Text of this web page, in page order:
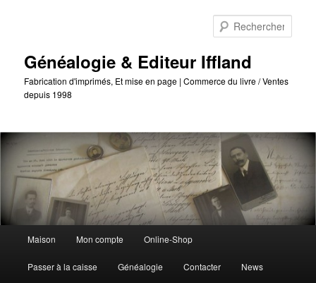
Généalogie & Editeur Iffland
Fabrication d'imprimés, Et mise en page | Commerce du livre / Ventes
depuis 1998
Maison Mon compte Online-Shop
Passer à la caisse Généalogie Contacter News